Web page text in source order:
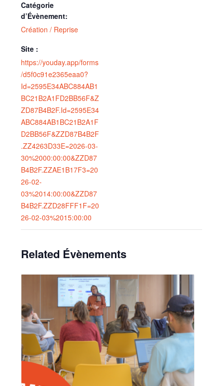
Catégorie
d’Évènement:
Création / Reprise
Site :
https://youday.app/forms
/d5f0c91e2365eaa0?
Id=2595E34ABC884AB1
BC21B2A1FD2BB56F&Z
ZD87B4B2F.Id=2595E34
ABC884AB1BC21B2A1F
D2BB56F&ZZD87B4B2F
.ZZ4263D33E=2026-03-
30%2000:00:00&ZZD87
B4B2F.ZZAE1B17F3=20
26-02-
03%2014:00:00&ZZD87
B4B2F.ZZD28FFF1F=20
26-02-03%2015:00:00
Related Évènements